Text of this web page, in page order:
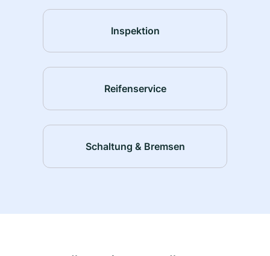
Inspektion
Reifenservice
Schaltung & Bremsen